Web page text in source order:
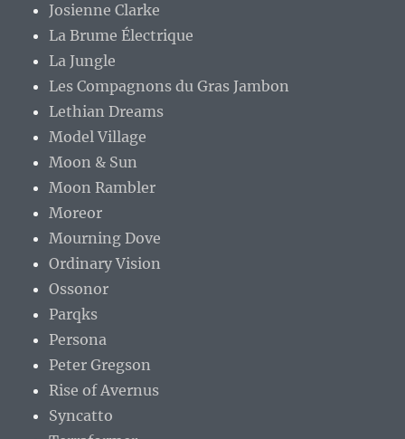
Josienne Clarke
La Brume Électrique
La Jungle
Les Compagnons du Gras Jambon
Lethian Dreams
Model Village
Moon & Sun
Moon Rambler
Moreor
Mourning Dove
Ordinary Vision
Ossonor
Parqks
Persona
Peter Gregson
Rise of Avernus
Syncatto